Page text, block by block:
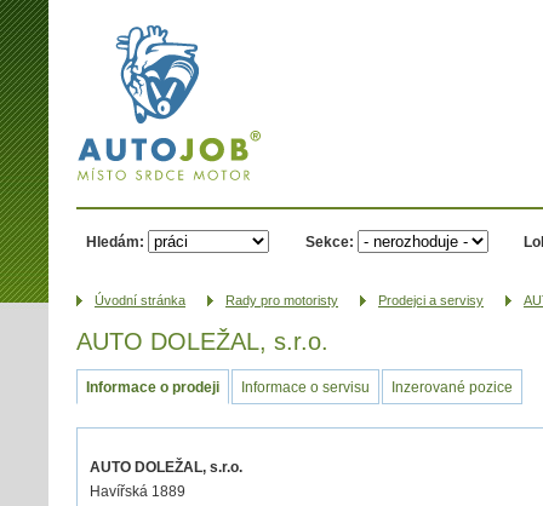
AUTOJOB.cz -
místo srdce
motor
Hledám: Sekce:
Úvodní­ stránka Rady pro motoristy Prodejci a servisy
AUTO DOLEŽAL, s.r.o.
Informace o prodeji Informace o servisu Inzerované pozice
AUTO DOLEŽAL, s.r.o.
Havířská 1889